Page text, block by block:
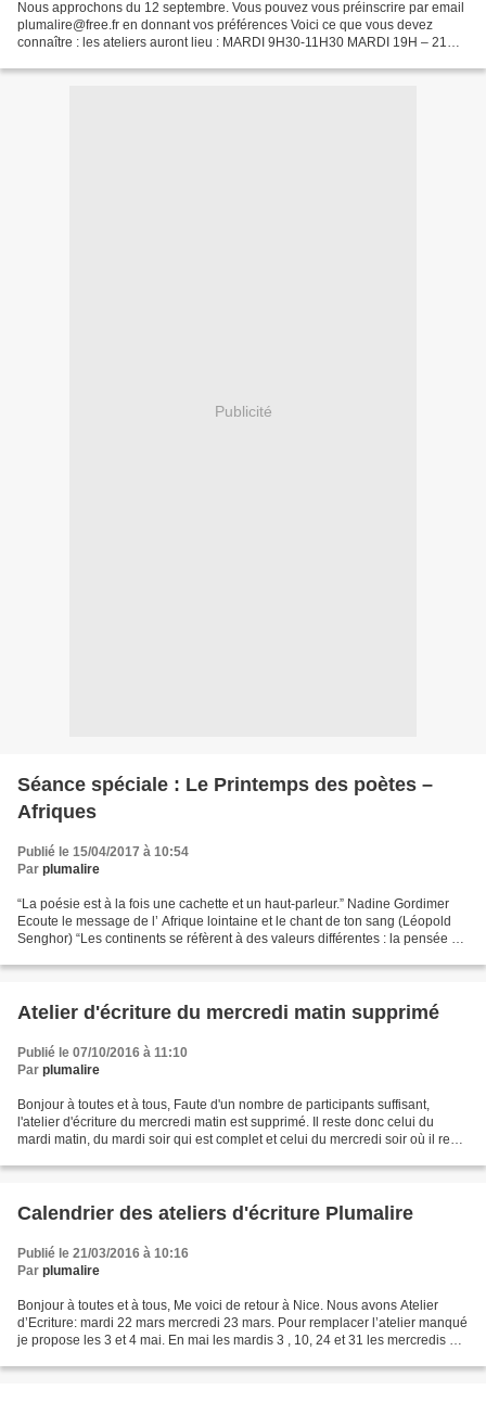
Nous approchons du 12 septembre. Vous pouvez vous préinscrire par email
plumalire@free.fr en donnant vos préférences Voici ce que vous devez
connaître : les ateliers auront lieu : MARDI 9H30-11H30 MARDI 19H – 21H
Publicité
Séance spéciale : Le Printemps des poètes –
Afriques
Publié le 15/04/2017 à 10:54
Par plumalire
“La poésie est à la fois une cachette et un haut-parleur.” Nadine Gordimer
Ecoute le message de l’ Afrique lointaine et le chant de ton sang (Léopold
Senghor) “Les continents se réfèrent à des valeurs différentes : la pensée en
Atelier d'écriture du mercredi matin supprimé
Publié le 07/10/2016 à 11:10
Par plumalire
Bonjour à toutes et à tous, Faute d'un nombre de participants suffisant,
l'atelier d'écriture du mercredi matin est supprimé. Il reste donc celui du
mardi matin, du mardi soir qui est complet et celui du mercredi soir où il reste
Calendrier des ateliers d'écriture Plumalire
Publié le 21/03/2016 à 10:16
Par plumalire
Bonjour à toutes et à tous, Me voici de retour à Nice. Nous avons Atelier
d’Ecriture: mardi 22 mars mercredi 23 mars. Pour remplacer l’atelier manqué
je propose les 3 et 4 mai. En mai les mardis 3 , 10, 24 et 31 les mercredis 4,